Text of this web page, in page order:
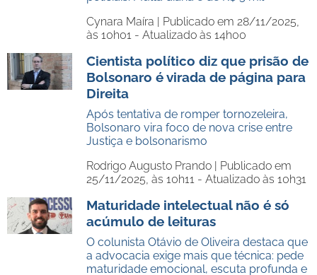
Cynara Maíra | Publicado em 28/11/2025,
às 10h01 - Atualizado às 14h00
Cientista político diz que prisão de
Bolsonaro é virada de página para
Direita
Após tentativa de romper tornozeleira,
Bolsonaro vira foco de nova crise entre
Justiça e bolsonarismo
Rodrigo Augusto Prando | Publicado em
25/11/2025, às 10h11 - Atualizado às 10h31
Maturidade intelectual não é só
acúmulo de leituras
O colunista Otávio de Oliveira destaca que
a advocacia exige mais que técnica: pede
maturidade emocional, escuta profunda e